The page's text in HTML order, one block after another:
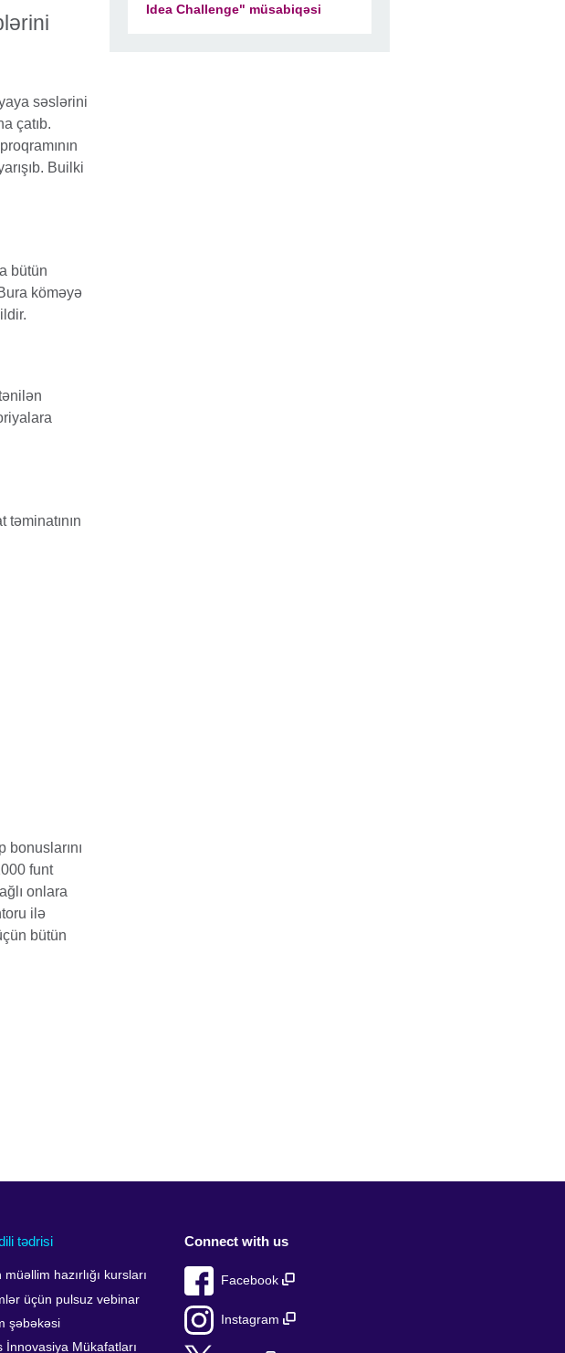
səslərini
çatıb.
Builki
bütün
köməyə
funt
onlara
ilə
bütün
Idea Challenge" müsabiqəsi
tədrisi
hazırlığı kursları
üçün pulsuz vebinar
şəbəkəsi
İnnovasiya Mükafatları
Connect with us
Facebook
Instagram